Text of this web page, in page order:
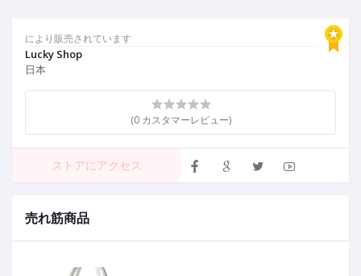
により販売されています
Lucky Shop
日本
(0 カスタマーレビュー)
ストアにアクセス
売れ筋商品